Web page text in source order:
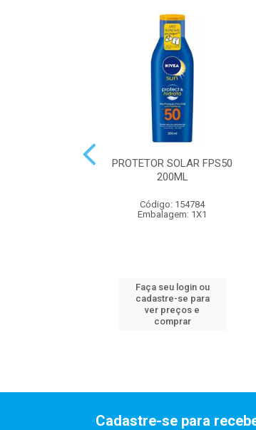
PROTETOR SOLAR FPS50
200ML
Código: 154784
Embalagem: 1X1
Faça seu login ou
cadastre-se para
ver preços e
comprar
Cadastre-se para